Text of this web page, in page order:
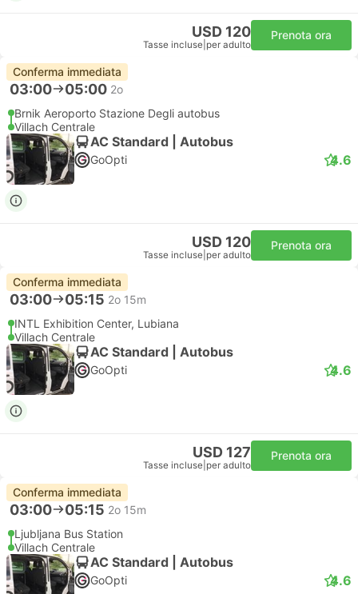
USD 120
Tasse incluse per adulto
Prenota ora
Conferma immediata
03:00 05:00 2o
Brnik Aeroporto Stazione Degli autobus
Villach Centrale
AC Standard | Autobus
GoOpti 4.6
USD 120
Tasse incluse per adulto
Prenota ora
Conferma immediata
03:00 05:15 2o 15m
INTL Exhibition Center, Lubiana
Villach Centrale
AC Standard | Autobus
GoOpti 4.6
USD 127
Tasse incluse per adulto
Prenota ora
Conferma immediata
03:00 05:15 2o 15m
Ljubljana Bus Station
Villach Centrale
AC Standard | Autobus
GoOpti 4.6